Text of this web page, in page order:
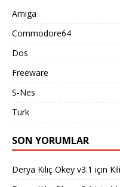
Amiga
Commodore64
Dos
Freeware
S-Nes
Turk
SON YORUMLAR
Derya Kılıç Okey v3.1 için